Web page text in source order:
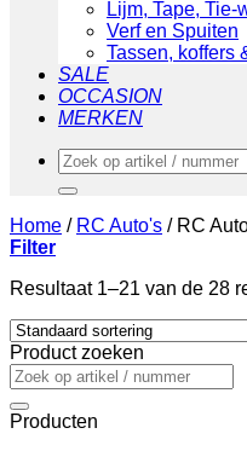
Lijm, Tape,
Verf en Spuiten
Tassen, koffers
SALE
OCCASION
MERKEN
Zoeken
naar:
Home / RC Auto's /RC
Filter
Resultaat 1–21 van de 28
Product zoeken
Zoeken
naar:
Producten